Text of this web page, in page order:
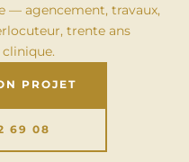
— agencement, travaux,
trente ans
PROJET
69 08